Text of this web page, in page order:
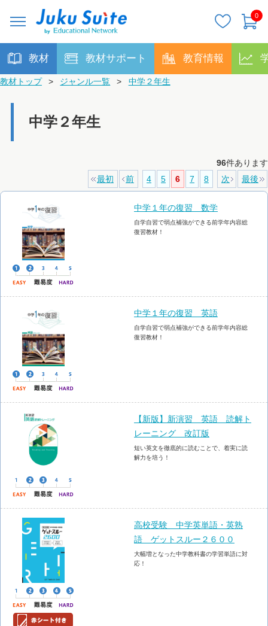
0
教材 教材サポート 教育情報
教材トップ > ジャンル一覧 > 中学２年生
中学２年生
96件あります
最初
前 4 5 6 7 8 次 最後
中学１年の復習 数学
自学自習で弱点補強ができる前学年内容総
復習教材！
中学１年の復習 英語
自学自習で弱点補強ができる前学年内容総
復習教材！
【新版】新演習 英語 読解ト
レーニング 改訂版
短い英文を徹底的に読むことで、着実に読
解力を培う！
高校受験 中学英単語・英熟
語 ゲットスルー２６００
大幅増となった中学教科書の学習単語に対
応！